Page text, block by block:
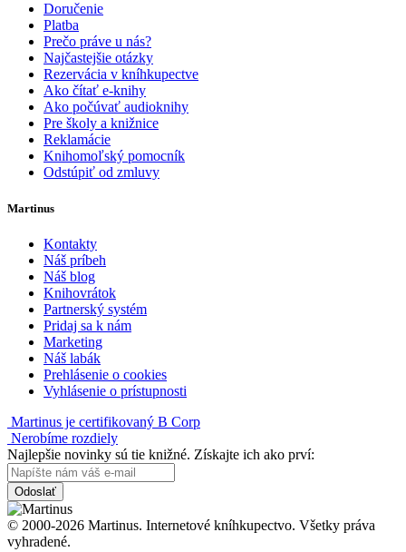
Doručenie
Platba
Prečo práve u nás?
Najčastejšie otázky
Rezervácia v kníhkupectve
Ako čítať e-knihy
Ako počúvať audioknihy
Pre školy a knižnice
Reklamácie
Knihomoľský pomocník
Odstúpiť od zmluvy
Martinus
Kontakty
Náš príbeh
Náš blog
Knihovrátok
Partnerský systém
Pridaj sa k nám
Marketing
Náš labák
Prehlásenie o cookies
Vyhlásenie o prístupnosti
Martinus je certifikovaný B Corp
Nerobíme rozdiely
Najlepšie novinky sú tie knižné. Získajte ich ako prví:
Odoslať
© 2000-2026 Martinus. Internetové kníhkupectvo. Všetky práva
vyhradené.